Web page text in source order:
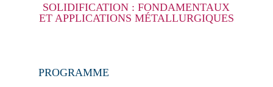
SOLIDIFICATION : FONDAMENTAUX
ET APPLICATIONS MÉTALLURGIQUES
PROGRAMME